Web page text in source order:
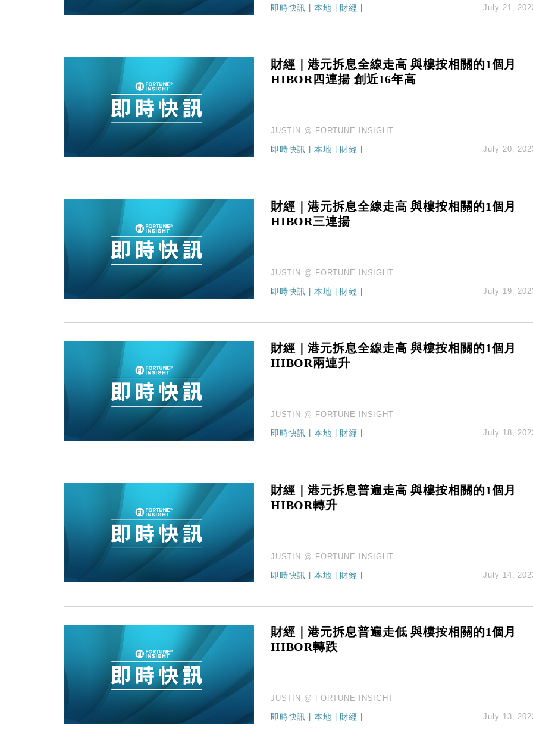
即時快訊 |本地 財經 July 21,
財經｜港元拆息全線走高 與樓按相關的1個月
HIBOR四連揚 創近16年高
JUSTIN @ FORTUNE INSIGHT
即時快訊 |本地 財經 July 20,
財經｜港元拆息全線走高 與樓按相關的1個月
HIBOR三連揚
JUSTIN @ FORTUNE INSIGHT
即時快訊 |本地 財經 July 19,
財經｜港元拆息全線走高 與樓按相關的1個月
HIBOR兩連升
JUSTIN @ FORTUNE INSIGHT
即時快訊 |本地 財經 July 18,
財經｜港元拆息普遍走高 與樓按相關的1個月
HIBOR轉升
JUSTIN @ FORTUNE INSIGHT
即時快訊 |本地 | 財經 | July 14,
財經｜港元拆息普遍走低 與樓按相關的1個月
HIBOR轉跌
JUSTIN @ FORTUNE INSIGHT
即時快訊 |本地 財經 July 13,